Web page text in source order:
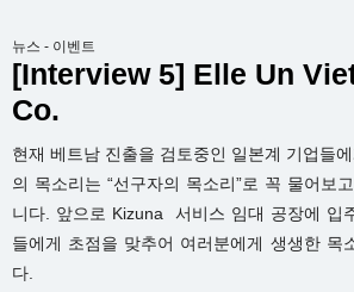
뉴스 - 이벤트
[Interview 5] Elle Un
Co.
현재 베트남 진출을 검토중인 일본계 기업들
의 목소리는 “선구자의 목소리”로 꼭 물어보
니다. 앞으로 Kizuna 서비스 임대 공장에 입
들에게 초점을 맞추어 여러분에게 생생한 목
다.